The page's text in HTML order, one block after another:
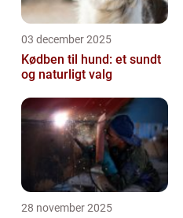
03 december 2025
Kødben til hund: et sundt
og naturligt valg
28 november 2025